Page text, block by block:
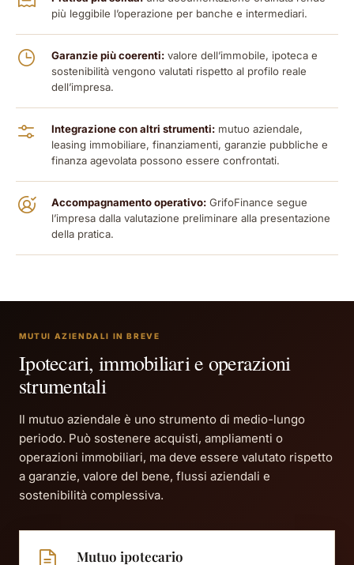
più leggibile l’operazione per banche e intermediari.
Garanzie più coerenti: valore dell’immobile, ipoteca e
sostenibilità vengono valutati rispetto al profilo reale
dell’impresa.
Integrazione con altri strumenti: mutuo aziendale,
leasing immobiliare, finanziamenti, garanzie pubbliche e
finanza agevolata possono essere confrontati.
Accompagnamento operativo: GrifoFinance segue
l’impresa dalla valutazione preliminare alla presentazione
della pratica.
MUTUI AZIENDALI IN BREVE
Ipotecari, immobiliari e operazioni
strumentali
Il mutuo aziendale è uno strumento di medio-lungo
periodo. Può sostenere acquisti, ampliamenti o
operazioni immobiliari, ma deve essere valutato rispetto
a garanzie, valore del bene, flussi aziendali e
sostenibilità complessiva.
Mutuo ipotecario